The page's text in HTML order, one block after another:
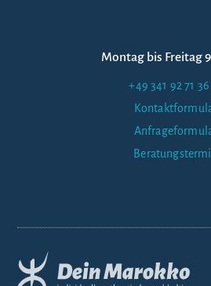
Montag bis Freitag
+49 341 92 71 36